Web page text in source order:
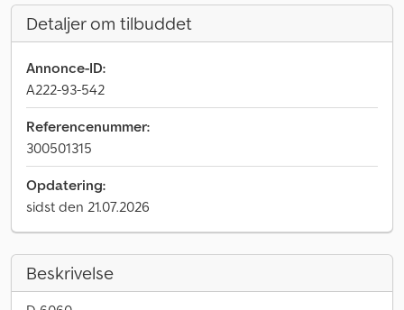
Detaljer om tilbuddet
Annonce-ID:
A222-93-542
Referencenummer:
300501315
Opdatering:
sidst den 21.07.2026
Beskrivelse